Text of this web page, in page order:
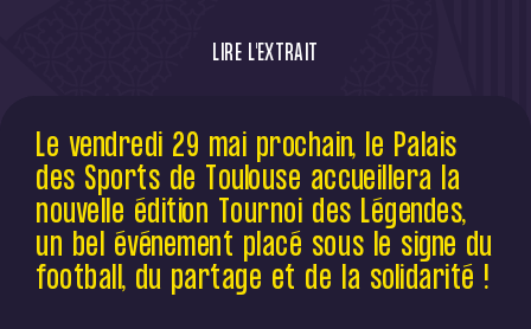
LIRE L'EXTRAIT
Le Tournoi des Légendes fait son retour le
29 mai 2026 au Palais des Sports de
Toulouse. Anciennes stars du football -
dont d'anciens Violets - et personnalités
se réunissent pour un événement
spectaculaire et solidaire, au profit de
l’association Un Match Pour Tous.
Le vendredi 29 mai prochain, le Palais
des Sports de Toulouse accueillera la
nouvelle édition Tournoi des Légendes,
un bel événement placé sous le signe du
football, du partage et de la solidarité !